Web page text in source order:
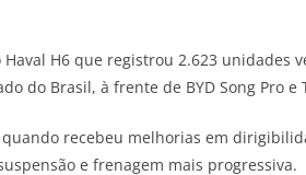
H6 que registrou 2.623 unidades
do Brasil, à frente de BYD Song Pro e
recebeu melhorias em
e frenagem mais progressiva.